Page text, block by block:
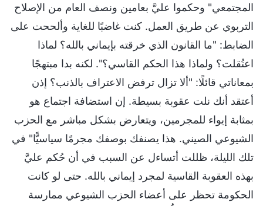
المجتمعي" وحكموا عليَّ بعامين ونصف العام من الإصلاح
التربوي عن طريق العمل. كنت غاضبًا للغاية وألححت على
الضابط: "ما القانون الذي خرقته بإيماني بالله؟ لماذا
اعتُقلت؟ ولماذا هذا الحكم القاسي؟". لكنه بدا مبتهجًا
بمعاناتي قائلًا: "ألا تزال ترفض الاعتراف بالذنب؟ إذن
أعتقد أنك نلت عقوبة بسيطة. إن استضافة اجتماع هو
بمثابة إيواء للمجرمين، ويتعارض بشكل مباشر مع الحزب
الشيوعي الصيني. هذا يصنفك بوصفك مجرمًا سياسيًّا" في
تلك الليلة، ظللت أتساءل عن السبب في أن حُكم عليَّ
بهذه العقوبة القاسية لمجرد إيماني بالله. حتى لو كانت
الحكومة تحظر على أعضاء الحزب الشيوعي ممارسة